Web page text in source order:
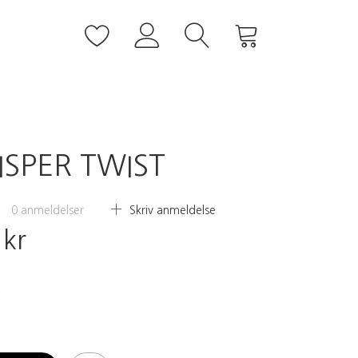
TWIST
0 anmeldelser Skriv anmeldelse